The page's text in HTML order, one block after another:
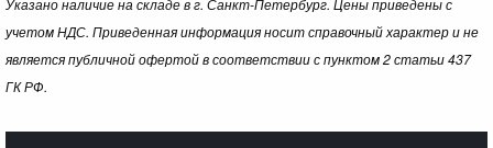
Указано наличие на складе в г. Санкт-Петербург. Цены приведены с
учетом НДС. Приведенная информация носит справочный характер и не
является публичной офертой в соответствии с пунктом 2 статьи 437
ГК РФ.